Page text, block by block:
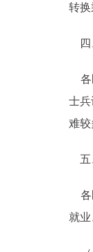
转换
四
各
士
难
五
各
就